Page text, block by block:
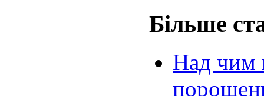
Більше
Над чим